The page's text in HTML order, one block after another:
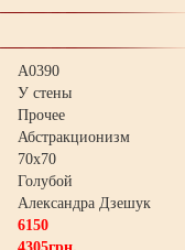
A0390
У стены
Прочее
Абстракционизм
70x70
Голубой
Александра Дзешук
6150